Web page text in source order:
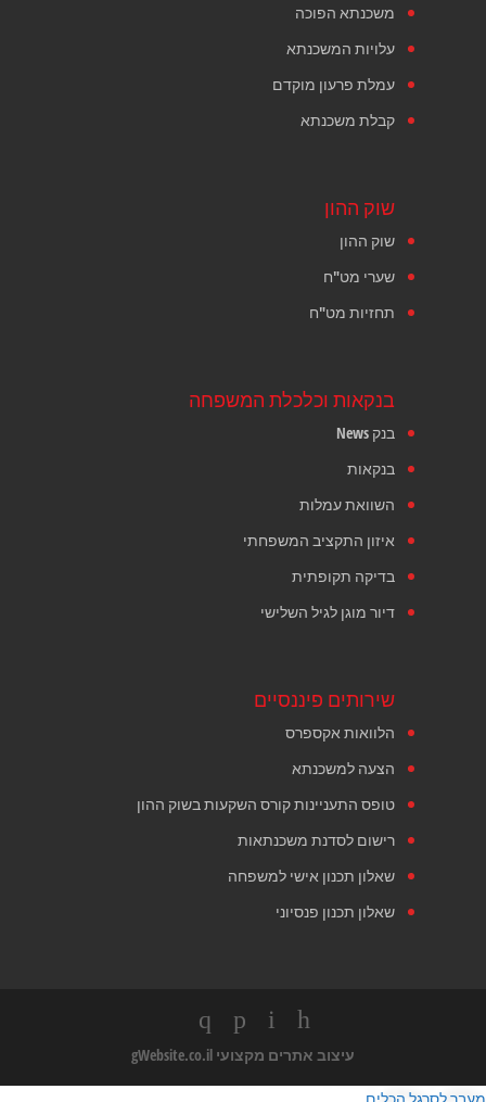
משכנתא הפוכה
עלויות המשכנתא
עמלת פרעון מוקדם
קבלת משכנתא
שוק ההון
שוק ההון
שערי מט"ח
תחזיות מט"ח
בנקאות וכלכלת המשפחה
בנק News
בנקאות
השוואת עמלות
איזון התקציב המשפחתי
בדיקה תקופתית
דיור מוגן לגיל השלישי
שירותים פיננסיים
הלוואות אקספרס
הצעה למשכנתא
טופס התעניינות קורס השקעות בשוק ההון
רישום לסדנת משכנתאות
שאלון תכנון אישי למשפחה
שאלון תכנון פנסיוני
עיצוב אתרים מקצועי
מעבר לסרגל הכלים